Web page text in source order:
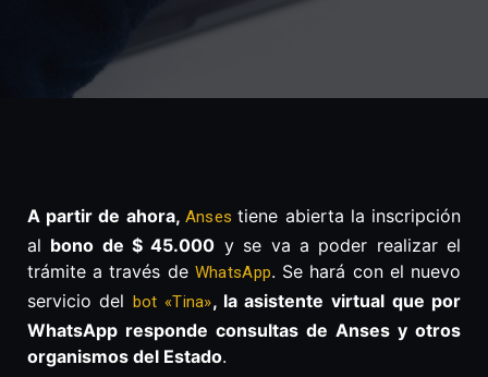
A partir de ahora, Anses tiene abierta la inscripción
al bono de $ 45.000 y se va a poder realizar el
trámite a través de WhatsApp. Se hará con el nuevo
servicio del bot «Tina», la asistente virtual que por
WhatsApp responde consultas de Anses y otros
organismos del Estado.